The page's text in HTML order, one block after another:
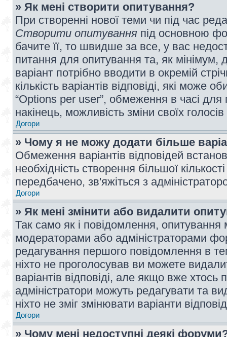
» Як мені створити опитування?
При створенні нової теми чи під час
Створити опитування під основною
бачите її, то швидше за все, у вас
питання для опитування та, як мінімум,
варіант потрібно вводити в окремій
кількість варіантів відповіді, які може
“Options per user”, обмеження в часі для
накінець, можливість зміни своїх
Догори
» Чому я не можу додати більше
Обмеження варіантів відповідей
необхідність створення більшої
передбачено, зв'яжіться з
Догори
» Як мені змінити або видалити
Так само як і повідомлення,
модераторами або адміністраторами
редагування першого повідомлення в
ніхто не проголосував ви можете
варіантів відповіді, але якщо вже
адміністратори можуть редагувати та
ніхто не зміг змінювати варіанти
Догори
» Чому мені недоступні деякі